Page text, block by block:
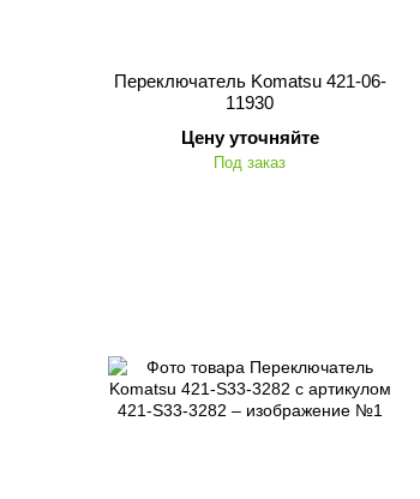
Переключатель Komatsu 421-06-
11930
Цену уточняйте
Под заказ